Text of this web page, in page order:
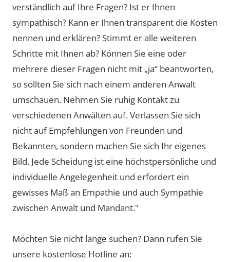
verständlich auf Ihre Fragen? Ist er Ihnen
sympathisch? Kann er Ihnen transparent die Kosten
nennen und erklären? Stimmt er alle weiteren
Schritte mit Ihnen ab? Können Sie eine oder
mehrere dieser Fragen nicht mit „ja“ beantworten,
so sollten Sie sich nach einem anderen Anwalt
umschauen. Nehmen Sie ruhig Kontakt zu
verschiedenen Anwälten auf. Verlassen Sie sich
nicht auf Empfehlungen von Freunden und
Bekannten, sondern machen Sie sich Ihr eigenes
Bild. Jede Scheidung ist eine höchstpersönliche und
individuelle Angelegenheit und erfordert ein
gewisses Maß an Empathie und auch Sympathie
zwischen Anwalt und Mandant."
Möchten Sie nicht lange suchen? Dann rufen Sie
unsere kostenlose Hotline an: